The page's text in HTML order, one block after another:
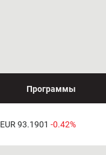
Программы
EUR 93.1901 -0.42%